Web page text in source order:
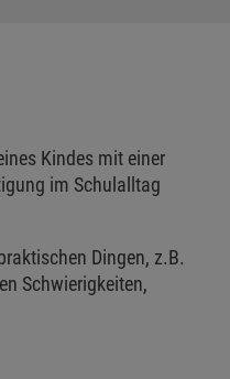
Kindes mit einer
im Schulalltag
Dingen, z.B.
Schwierigkeiten,